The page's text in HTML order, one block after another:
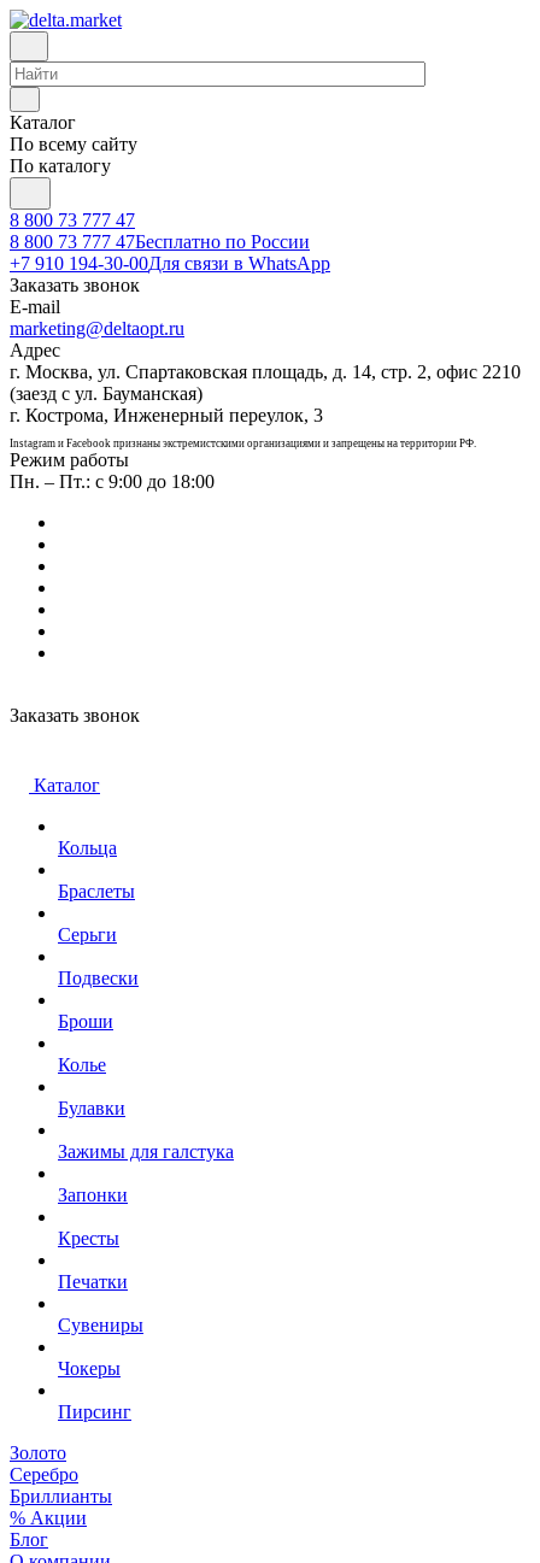
Каталог
По всему сайту
По каталогу
8 800 73 777 47
8 800 73 777 47Бесплатно по России
+7 910 194-30-00Для связи в WhatsApp
Заказать звонок
E-mail
marketing@deltaopt.ru
Адрес
г. Москва, ул. Спартаковская площадь, д. 14, стр. 2, офис 2210
(заезд с ул. Бауманская)
г. Кострома, Инженерный переулок, 3
Instagram и Facebook признаны экстремистскими организациями и запрещены на территории РФ.
Режим работы
Пн. – Пт.: с 9:00 до 18:00
Заказать звонок
Каталог
Кольца
Браслеты
Серьги
Подвески
Броши
Колье
Булавки
Зажимы для галстука
Запонки
Кресты
Печатки
Сувениры
Чокеры
Пирсинг
Золото
Серебро
Бриллианты
% Акции
Блог